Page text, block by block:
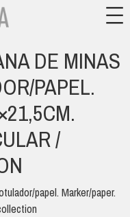
DE MINAS
PAPEL.
/
papel. Marker/paper.